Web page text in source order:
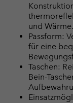
und Wärme.
Passform:
für eine
Taschen:
Bein-